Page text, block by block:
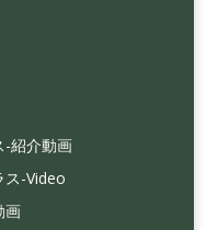
-紹介動画
ス-Video
画